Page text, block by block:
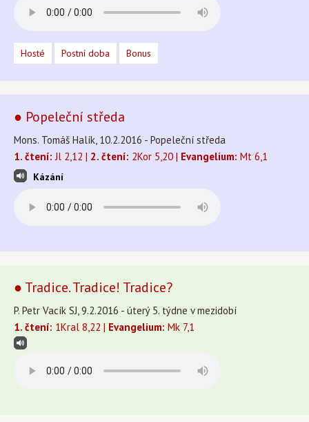
Hosté Postní doba Bonus
● Popeleční středa
Mons. Tomáš Halík, 10.2.2016 - Popeleční středa
1. čtení: Jl 2,12 | 2. čtení: 2Kor 5,20 | Evangelium: Mt 6,1
Kázání
● Tradice. Tradice! Tradice?
P. Petr Vacík SJ, 9.2.2016 - úterý 5. týdne v mezidobí
1. čtení: 1Kral 8,22 | Evangelium: Mk 7,1